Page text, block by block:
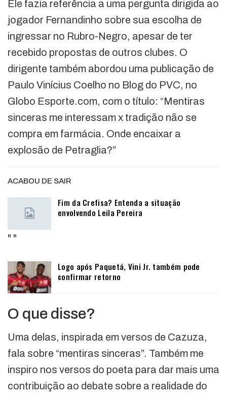
Ele fazia referência a uma pergunta dirigida ao
jogador Fernandinho sobre sua escolha de
ingressar no Rubro-Negro, apesar de ter
recebido propostas de outros clubes. O
dirigente também abordou uma publicação de
Paulo Vinícius Coelho no Blog do PVC, no
Globo Esporte.com, com o título: “Mentiras
sinceras me interessam x tradição não se
compra em farmácia. Onde encaixar a
explosão de Petraglia?”
ACABOU DE SAIR
Fim da Crefisa? Entenda a situação
envolvendo Leila Pereira
" "
Logo após Paquetá, Vini Jr. também pode
confirmar retorno
O que disse?
Uma delas, inspirada em versos de Cazuza,
fala sobre “mentiras sinceras”. Também me
inspiro nos versos do poeta para dar mais uma
contribuição ao debate sobre a realidade do